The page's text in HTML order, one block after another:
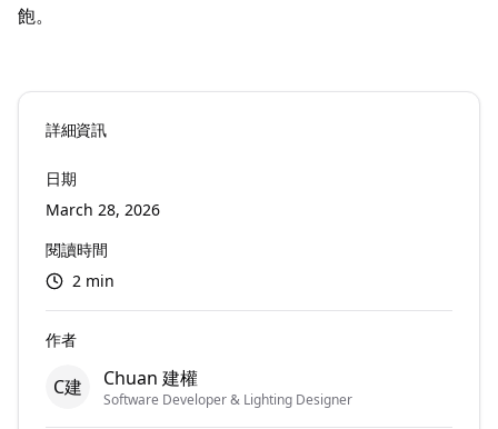
飽。
詳細資訊
日期
March 28, 2026
閱讀時間
2 min
作者
C建 Chuan 建權
Software Developer & Lighting Designer